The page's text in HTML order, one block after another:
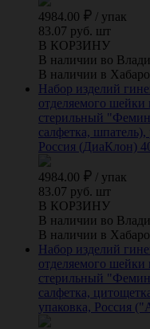
4984.00 / упак
83.07 руб. шт
В КОРЗИНУ
В наличии во
В наличии в
Набор изделий
отделяемого
стерильный
салфетка,
Россия (ДиаКлон)
4984.00 / упак
83.07 руб. шт
В КОРЗИНУ
В наличии во
В наличии в
Набор изделий
отделяемого
стерильный
салфетка,
упаковка, Россия